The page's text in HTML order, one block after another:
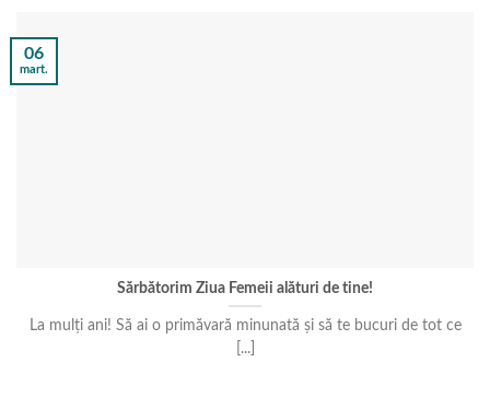
Sărbătorim Ziua Femeii alături de tine!
La mulți ani! Să ai o primăvară minunată și să te bucuri de tot ce
[...]
06
mart.